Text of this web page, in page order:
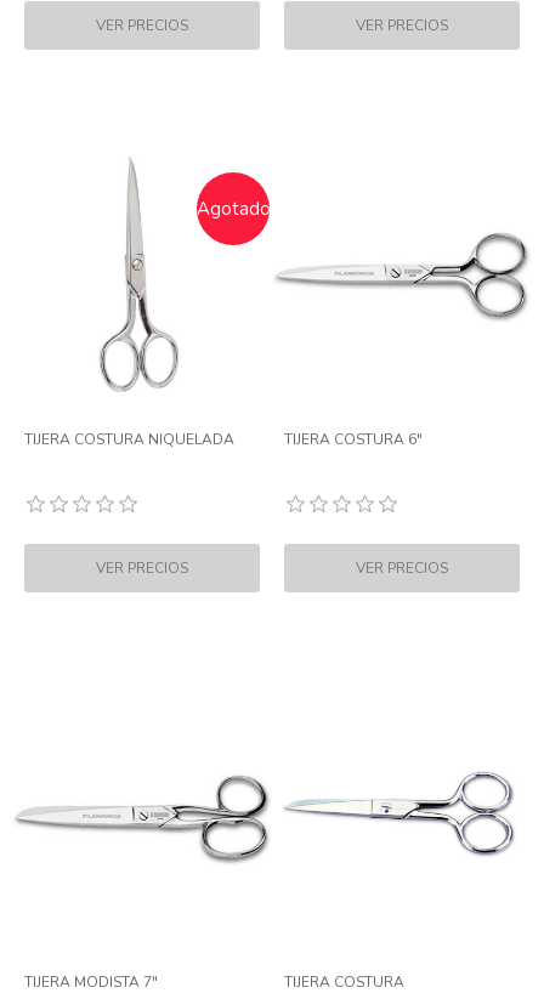
Agotado
TIJERA COSTURA NIQUELADA TIJERA COSTURA 6"
TIJERA MODISTA 7" TIJERA COSTURA